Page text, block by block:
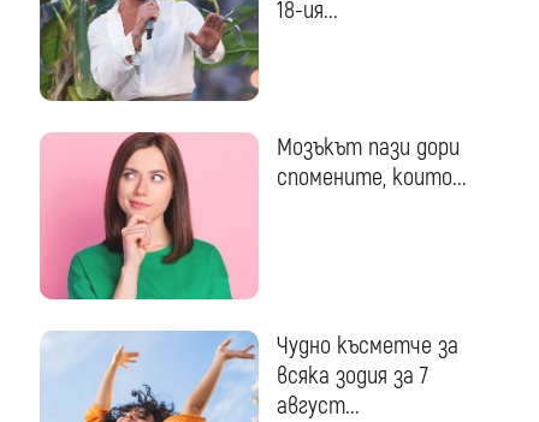
18-ия...
Мозъкът пази дори
спомените, които...
Чудно късметче за
всяка зодия за 7
август...